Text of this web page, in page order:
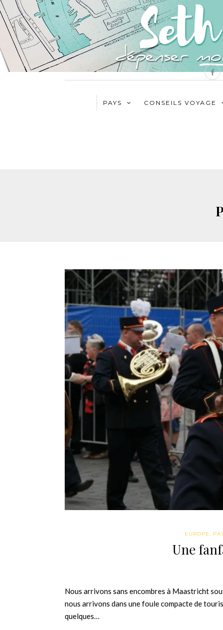
PAYS CONSEILS VOYAGE
EUROPE,
Une
Nous arrivons sans encombres à Maastricht
nous arrivons dans une foule compacte de
quelques…